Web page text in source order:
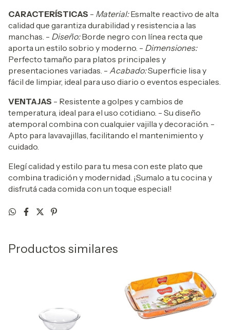
CARACTERÍSTICAS - Material:Esmalte reactivo de alta
calidad que garantiza durabilidad y resistencia a las
manchas. - Diseño:Borde negro con línea recta que
aporta un estilo sobrio y moderno. - Dimensiones:
Perfecto tamaño para platos principales y
presentaciones variadas. - Acabado:Superficie lisa y
fácil de limpiar, ideal para uso diario o eventos especiales.
VENTAJAS - Resistente a golpes y cambios de
temperatura, ideal para el uso cotidiano. - Su diseño
atemporal combina con cualquier vajilla y decoración. -
Apto para lavavajillas, facilitando el mantenimiento y
cuidado.
Elegí calidad y estilo para tu mesa con este plato que
combina tradición y modernidad. ¡Sumalo a tu cocina y
disfrutá cada comida con un toque especial!
Productos similares